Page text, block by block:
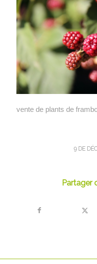
vente de plants de
9 DE
Partager